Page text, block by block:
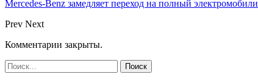
Mercedes-Benz замедляет переход на полный электромобили
Prev Next
Комментарии закрыты.